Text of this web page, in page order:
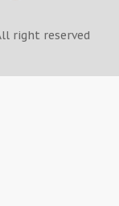
right reserved